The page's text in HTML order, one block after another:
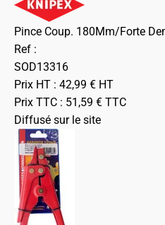
Pince Coup. 180Mm/Forte
Ref :
SOD13316
Prix HT : 42,99 € HT
Prix TTC : 51,59 € TTC
Diffusé sur le site